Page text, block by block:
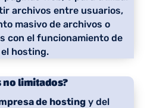
archivos entre usuarios,
masivo de archivos o
con el funcionamiento de
hosting.
no limitados?
de hosting y del